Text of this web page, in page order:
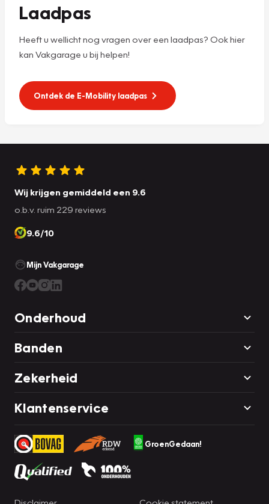
Laadpas
Heeft u wellicht nog vragen over een laadpas? Ook hier
kan Vakgarage u bij helpen!
Ontdek de E-Mobility laadpas
Wij krijgen gemiddeld een 9.6
o.b.v. ruim 229 reviews
9.6/10
Mijn Vakgarage
Onderhoud
Banden
Zekerheid
Klantenservice
GroenGedaan!